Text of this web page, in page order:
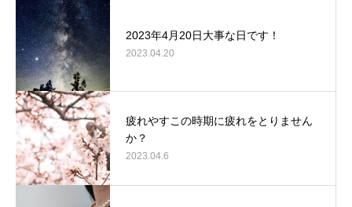
2023年4月20日大事な日です！
2023.04.20
疲れやすこの時期に疲れをとりません
か？
2023.04.6